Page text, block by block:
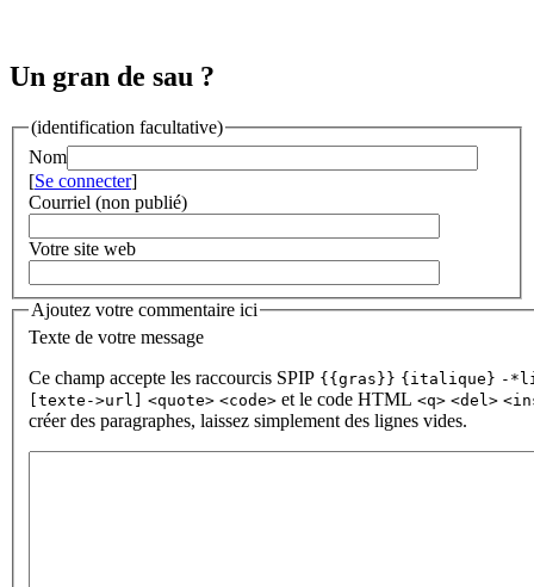
Un gran de sau ?
(identification facultative)
Nom
[Se connecter]
Courriel (non publié)
Votre site web
Ajoutez votre commentaire ici
Texte de votre message
Ce champ accepte les raccourcis SPIP {{gras}} {italique} -
[texte->url]
<quote> <code> et le code HTML <q> <del>
créer des paragraphes, laissez simplement des lignes vides.